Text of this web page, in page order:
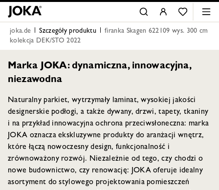
joka.de Szczegóły produktu
firanka Skagen 622109 wys. 300 cm
kolekcja DEK/STO 2022
Marka JOKA: dynamiczna, innowacyjna,
niezawodna
Naturalny parkiet, wytrzymały laminat, wysokiej jakości
designerskie podłogi, a także dywany, drzwi, tapety, tkaniny
i na przykład innowacyjna ochrona przeciwsłoneczna: marka
JOKA oznacza ekskluzywne produkty do aranżacji wnętrz,
które łączą nowoczesny design, funkcjonalność i
zrównoważony rozwój. Niezależnie od tego, czy chodzi o
nowe budownictwo, czy renowację: JOKA oferuje idealny
asortyment do stylowego projektowania pomieszczeń